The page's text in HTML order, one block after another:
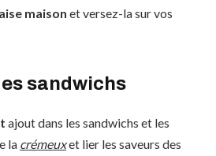
maison et versez-la sur vos
sandwichs
ajout dans les sandwichs et les
la crémeuxet lier les saveurs des